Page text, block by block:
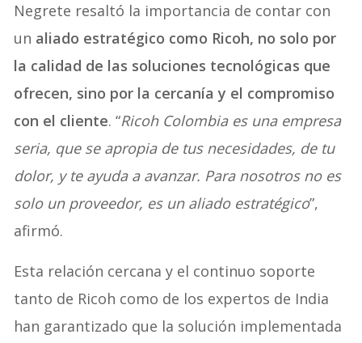
Negrete resaltó la importancia de contar con
un aliado estratégico como Ricoh, no solo por
la calidad de las soluciones tecnológicas que
ofrecen, sino por la cercanía y el compromiso
con el cliente. “Ricoh Colombia es una empresa
seria, que se apropia de tus necesidades, de tu
dolor, y te ayuda a avanzar. Para nosotros no es
solo un proveedor, es un aliado estratégico”,
afirmó.
Esta relación cercana y el continuo soporte
tanto de Ricoh como de los expertos de India
han garantizado que la solución implementada